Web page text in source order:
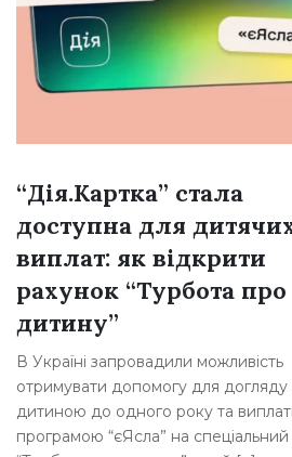
“Дія.Картка” стала
доступна для
виплат: як відкрити
рахунок “Турбота про
дитину”
В Україні запровадили можливість
отримувати допомогу для догляду
дитиною до одного року та
програмою “єЯсла” на